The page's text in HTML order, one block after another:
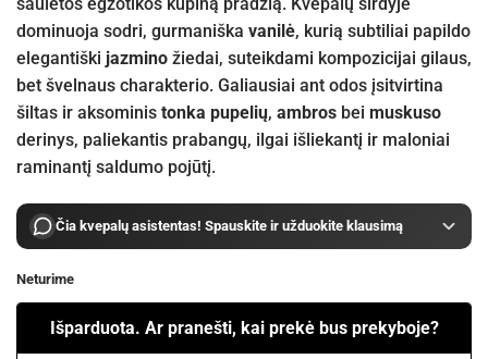
dominuoja sodri, gurmaniška vanilė, kurią subtiliai papildo
elegantiški jazmino žiedai, suteikdami kompozicijai gilaus,
bet švelnaus charakterio. Galiausiai ant odos įsitvirtina
šiltas ir aksominis tonka pupelių, ambros bei muskuso
derinys, paliekantis prabangų, ilgai išliekantį ir maloniai
raminantį saldumo pojūtį.
Čia kvepalų asistentas! Spauskite ir užduokite klausimą
Neturime
Išparduota. Ar pranešti, kai prekė bus prekyboje?